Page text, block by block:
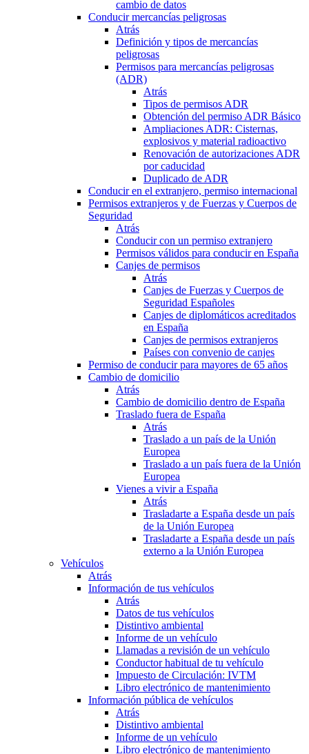
cambio de datos
Conducir mercancías peligrosas
Atrás
Definición y tipos de mercancías
peligrosas
Permisos para mercancías peligrosas
(ADR)
Atrás
Tipos de permisos ADR
Obtención del permiso ADR Básico
Ampliaciones ADR: Cisternas,
explosivos y material radioactivo
Renovación de autorizaciones ADR
por caducidad
Duplicado de ADR
Conducir en el extranjero, permiso internacional
Permisos extranjeros y de Fuerzas y Cuerpos de
Seguridad
Atrás
Conducir con un permiso extranjero
Permisos válidos para conducir en España
Canjes de permisos
Atrás
Canjes de Fuerzas y Cuerpos de
Seguridad Españoles
Canjes de diplomáticos acreditados
en España
Canjes de permisos extranjeros
Países con convenio de canjes
Permiso de conducir para mayores de 65 años
Cambio de domicilio
Atrás
Cambio de domicilio dentro de España
Traslado fuera de España
Atrás
Traslado a un país de la Unión
Europea
Traslado a un país fuera de la Unión
Europea
Vienes a vivir a España
Atrás
Trasladarte a España desde un país
de la Unión Europea
Trasladarte a España desde un país
externo a la Unión Europea
Vehículos
Atrás
Información de tus vehículos
Atrás
Datos de tus vehículos
Distintivo ambiental
Informe de un vehículo
Llamadas a revisión de un vehículo
Conductor habitual de tu vehículo
Impuesto de Circulación: IVTM
Libro electrónico de mantenimiento
Información pública de vehículos
Atrás
Distintivo ambiental
Informe de un vehículo
Libro electrónico de mantenimiento